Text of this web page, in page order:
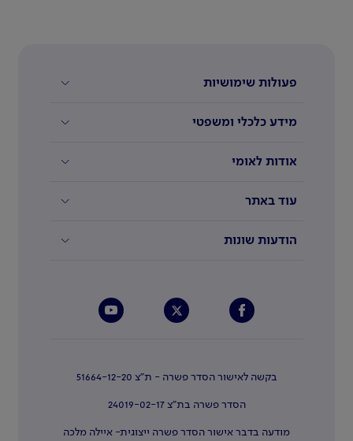
פעולות שימושיות
מידע כלכלי ומשפטי
אודות לאומי
עוד באתר
הודעות שונות
בקשה לאישור הסדר פשרה - ת"צ 51664-12-20
הסדר פשרה בת"צ 24019-02-17
מודעה בדבר אישור הסדר פשרה ייצוגית- איילה מלכה